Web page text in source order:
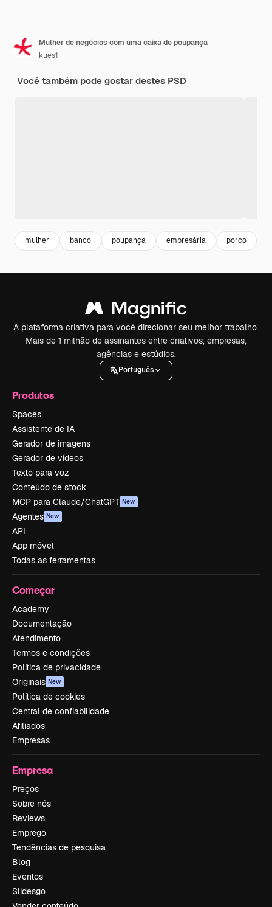
Mulher de negócios com uma caixa de poupança
kues1
Você também pode gostar destes PSD
mulher banco poupança empresária porco
A plataforma criativa para você direcionar seu melhor trabalho.
Mais de 1 milhão de assinantes entre criativos, empresas,
agências e estúdios.
Português
Produtos
Spaces
Assistente de IA
Gerador de imagens
Gerador de vídeos
Texto para voz
Conteúdo de stock
MCP para Claude/ChatGPT New
Agentes New
API
App móvel
Todas as ferramentas
Começar
Academy
Documentação
Atendimento
Termos e condições
Política de privacidade
Originais New
Política de cookies
Central de confiabilidade
Afiliados
Empresas
Empresa
Preços
Sobre nós
Reviews
Emprego
Tendências de pesquisa
Blog
Eventos
Slidesgo